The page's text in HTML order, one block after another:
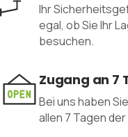
Ihr
egal, ob Sie Ihr
besuchen.
Zugang an 7
Bei uns haben
allen 7 Tagen